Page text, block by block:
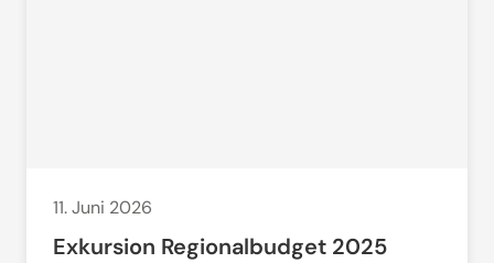
11. Juni 2026
Exkursion Regionalbudget 2025